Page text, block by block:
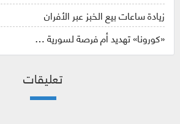
زيادة ساعات بيع الخبز عبر الأفران
«كورونا» تهديد أم فرصة لسورية …
تعليقات